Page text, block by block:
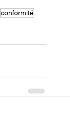
conformité